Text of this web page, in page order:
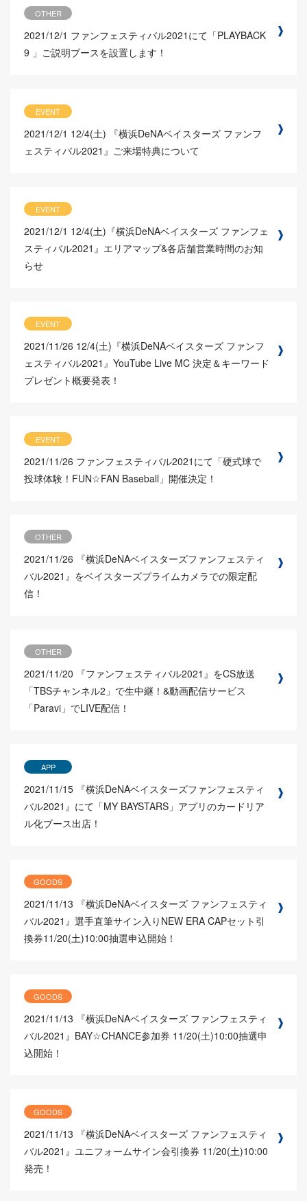
OTHER
2021/12/1 ファンフェスティバル2021にて「PLAYBACK
9 」ご説明ブースを設置します！
EVENT
2021/12/1 12/4(土) 『横浜DeNAベイスターズ ファンフ
ェスティバル2021』ご来場特典について
EVENT
2021/12/1 12/4(土)『横浜DeNAベイスターズ ファンフェ
スティバル2021』エリアマップ&各店舗営業時間のお知
らせ
EVENT
2021/11/26 12/4(土)『横浜DeNAベイスターズ ファンフ
ェスティバル2021』YouTube Live MC 決定＆キーワード
プレゼント概要発表！
EVENT
2021/11/26 ファンフェスティバル2021にて「硬式球で
投球体験！FUN☆FAN Baseball」開催決定！
OTHER
2021/11/26
『横浜DeNAベイスターズファンフェスティ
バル2021』をベイスターズプライムカメラでの限定配
信！
OTHER
2021/11/20
『ファンフェスティバル2021』をCS放送
「TBSチャンネル2」で生中継！&動画配信サービス
「Paravi」でLIVE配信！
APP
2021/11/15 『横浜DeNAベイスターズファンフェスティ
バル2021』にて「MY BAYSTARS」アプリのカードリア
ル化ブース出店！
GOODS
2021/11/13
『横浜DeNAベイスターズ ファンフェスティ
バル2021』選手直筆サイン入りNEW ERA CAPセット引
換券11/20(土)10:00抽選申込開始！
GOODS
2021/11/13
『横浜DeNAベイスターズ ファンフェスティ
バル2021』BAY☆CHANCE参加券 11/20(土)10:00抽選申
込開始！
GOODS
2021/11/13
『横浜DeNAベイスターズ ファンフェスティ
バル2021』ユニフォームサイン会引換券 11/20(土)10:00
発売！